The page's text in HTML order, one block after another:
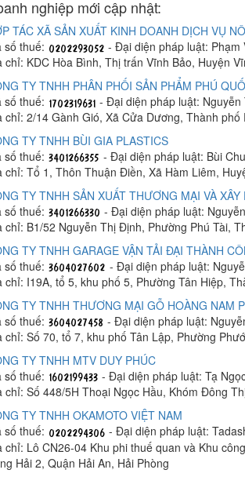
nghiệp mới cập nhật:
TÁC XÃ SẢN XUẤT KINH DOANH DỊCH VỤ
số thuế:
- Đại diện pháp luật: Phạm
chỉ: KDC Hòa Bình, Thị trấn Vĩnh Bảo, Huyện
TY TNHH PHÂN PHỐI SẢN PHẨM PHÚ
số thuế:
- Đại diện pháp luật: Nguyễn
chỉ: 2/14 Gành Gió, Xã Cửa Dương, Thành phố
TY TNHH BÙI GIA PLASTICS
số thuế:
- Đại diện pháp luật: Bùi
chỉ: Tổ 1, Thôn Thuận Điền, Xã Hàm Liêm,
TY TNHH SẢN XUẤT THƯƠNG MẠI VÀ
số thuế:
- Đại diện pháp luật:
chỉ: B1/52 Nguyễn Thị Định, Phường Phú Tài,
TY TNHH GARAGE VẬN TẢI ĐẠI THÀNH
số thuế:
- Đại diện pháp luật:
chỉ: I19A, tổ 5, khu phố 5, Phường Tân Hiệp,
TY TNHH THƯƠNG MẠI GỖ HOÀNG NAM
số thuế:
- Đại diện pháp luật:
chỉ: Số 70, tổ 7, khu phố Tân Lập, Phường
TY TNHH MTV DUY PHÚC
số thuế:
- Đại diện pháp luật: Tạ
chỉ: Số 448/5H Thoại Ngọc Hầu, Khóm Đông
TY TNHH OKAMOTO VIỆT NAM
số thuế:
- Đại diện pháp luật:
chỉ: Lô CN26-04 Khu phi thuế quan và Khu
Hải 2, Quận Hải An, Hải Phòng